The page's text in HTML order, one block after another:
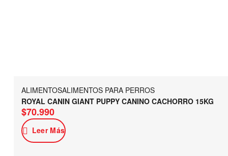
ALIMENTOSALIMENTOS PARA PERROS
ROYAL CANIN GIANT PUPPY CANINO CACHORRO 15KG
$70.990
Leer Más